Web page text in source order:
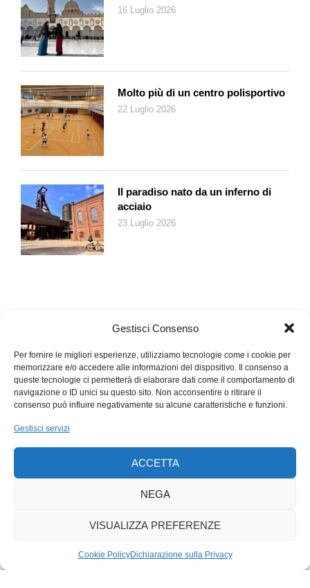
Gestisci Consenso
Per fornire le migliori esperienze, utilizziamo tecnologie come i cookie per
memorizzare e/o accedere alle informazioni del dispositivo. Il consenso a
queste tecnologie ci permetterà di elaborare dati come il comportamento di
navigazione o ID unici su questo sito. Non acconsentire o ritirare il
consenso può influire negativamente su alcune caratteristiche e funzioni.
Gestisci servizi
ACCETTA
NEGA
VISUALIZZA PREFERENZE
Cookie PolicyDichiarazione sulla Privacy
Ecco: l’aria, la luce, le suggestioni del paesaggio sono la cifra
che rendono Venezia unica al mondo, «il gioco di fata Morgana
e una visione del cuor profondo» della poesia di Diego Valeri.
16 Luglio 2026
Molto più di un centro polisportivo
22 Luglio 2026
Il paradiso nato da un inferno di
acciaio
23 Luglio 2026